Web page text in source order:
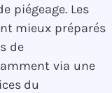
piégeage. Les
mieux préparés
de
via une
du